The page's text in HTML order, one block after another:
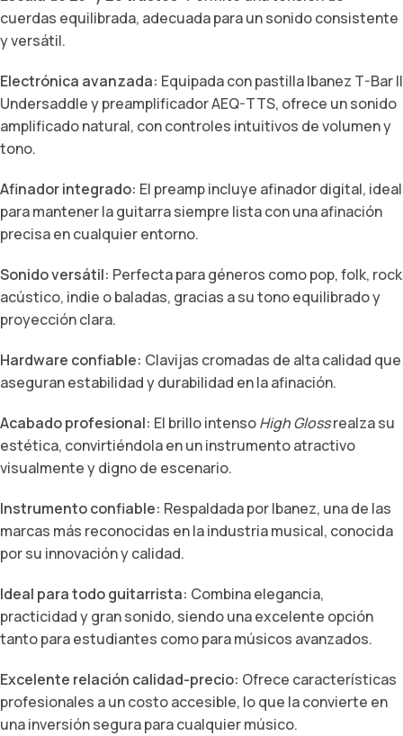
cuerdas equilibrada, adecuada para un sonido consistente
y versátil.
Electrónica avanzada: Equipada con pastilla Ibanez T-Bar II
Undersaddle y preamplificador AEQ-TTS, ofrece un sonido
amplificado natural, con controles intuitivos de volumen y
tono.
Afinador integrado: El preamp incluye afinador digital, ideal
para mantener la guitarra siempre lista con una afinación
precisa en cualquier entorno.
Sonido versátil: Perfecta para géneros como pop, folk, rock
acústico, indie o baladas, gracias a su tono equilibrado y
proyección clara.
Hardware confiable: Clavijas cromadas de alta calidad que
aseguran estabilidad y durabilidad en la afinación.
Acabado profesional: El brillo intensoHigh Glossrealza su
estética, convirtiéndola en un instrumento atractivo
visualmente y digno de escenario.
Instrumento confiable: Respaldada por Ibanez, una de las
marcas más reconocidas en la industria musical, conocida
por su innovación y calidad.
Ideal para todo guitarrista: Combina elegancia,
practicidad y gran sonido, siendo una excelente opción
tanto para estudiantes como para músicos avanzados.
Excelente relación calidad-precio: Ofrece características
profesionales a un costo accesible, lo que la convierte en
una inversión segura para cualquier músico.